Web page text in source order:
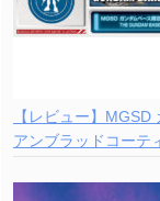
【レビュー】
アンブラッドコーテ